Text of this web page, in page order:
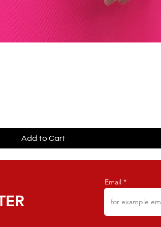
Add to Cart
Email